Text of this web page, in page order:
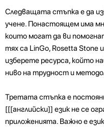
Следващата стъпка е да
учене. Понастоящем има
които могат да ви
тях са LinGo, Rosetta Stone
изберете ресурса, който
ниво на трудност и
Третата стъпка е
[[[английски]] език не се
приложенията. Важно е